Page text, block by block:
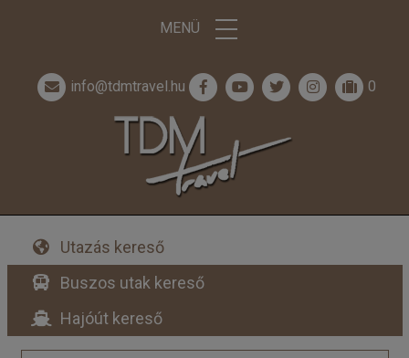
MENÜ
info@tdmtravel.hu 0
Utazás kereső
Buszos utak kereső
Hajóút kereső